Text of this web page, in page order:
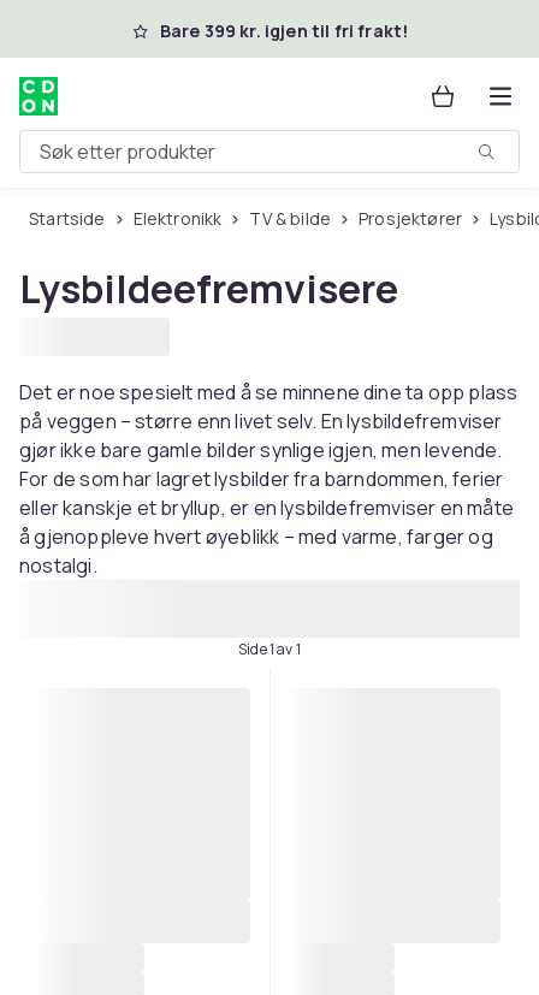
Hopp til hovedinnholdBare 399 kr. igjen til fri frakt!
Søk etter produkter
Startside Elektronikk TV & bilde Prosjektører
Lysbildeefremvisere
Det er noe spesielt med å se minnene dine ta opp plass
på veggen – større enn livet selv. En lysbildefremviser
gjør ikke bare gamle bilder synlige igjen, men levende.
For de som har lagret lysbilder fra barndommen, ferier
eller kanskje et bryllup, er en lysbildefremviser en måte
å gjenoppleve hvert øyeblikk – med varme, farger og
nostalgi.
Side 1 av 1